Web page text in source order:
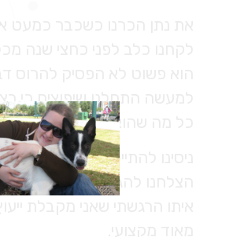
למעשה התחלנו שיפוצים כי
כל מה שהוא הרס.
ניסינו להתייעץ עם המון מאלפים
הצלחנו להגיע לנתן. כבר בשיחת